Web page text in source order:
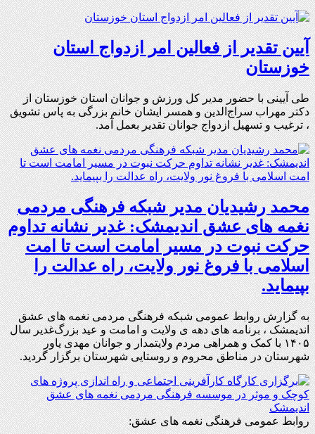
آیین تقدیر از فعالین امر ازدواج استان
خوزستان
طی آیینی با حضور مدیر کل ورزش و جوانان استان خوزستان از
دکتر مهراب سراج‌الدين و همسر ایشان خانم بزرگی به پاس تشویق
، ترغیب و تسهیل ازدواج جوانان تقدیر بعمل آمد.
محمد رشیدیان مدیر شبکه فرهنگی مردمی
نغمه های عشق اندیمشک: غدیر نشانه تداوم
حرکت نبوت در مسیر امامت است تا امت
اسلامی با فروغ نور ولایت، راه عدالت را
بپیماید.
به گزارش روابط عمومی شبکه فرهنگی مردمی نغمه های عشق
اندیمشک ، برنامه های دهه ی ولایت و امامت و عید بزرگ‌غدیر سال
۱۴۰۵ با کمک و همراهی مردم ولایتمدار و جوانان مهدی یاور
شهرستان در مناطق محروم و روستایی شهرستان برگزار گردید.
روابط عمومی فرهنگی نغمه های عشق: